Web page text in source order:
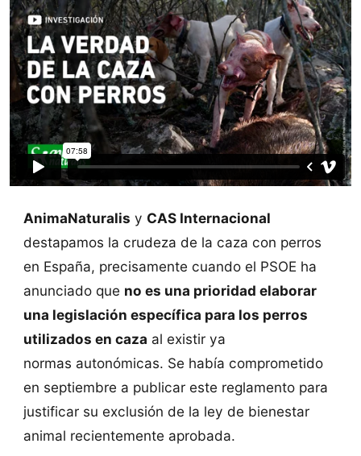
AnimaNaturalis y CAS Internacional
destapamos la crudeza de la caza con perros
en España, precisamente cuando el PSOE ha
anunciado que no es una prioridad elaborar
una legislación específica para los perros
utilizados en caza al existir ya
normas autonómicas. Se había comprometido
en septiembre a publicar este reglamento para
justificar su exclusión de la ley de bienestar
animal recientemente aprobada.